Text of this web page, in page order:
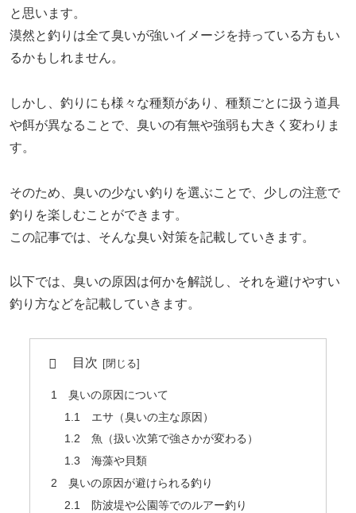
と思います。
漠然と釣りは全て臭いが強いイメージを持っている方もい
るかもしれません。
しかし、釣りにも様々な種類があり、種類ごとに扱う道具
や餌が異なることで、臭いの有無や強弱も大きく変わりま
す。
そのため、臭いの少ない釣りを選ぶことで、少しの注意で
釣りを楽しむことができます。
この記事では、そんな臭い対策を記載していきます。
以下では、臭いの原因は何かを解説し、それを避けやすい
釣り方などを記載していきます。
目次
1 臭いの原因について
1.1 エサ（臭いの主な原因）
1.2 魚（扱い次第で強さかが変わる）
1.3 海藻や貝類
2 臭いの原因が避けられる釣り
2.1 防波堤や公園等でのルアー釣り